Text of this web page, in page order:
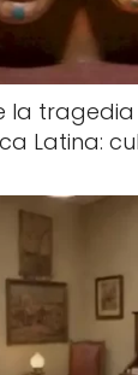
la
Latina: